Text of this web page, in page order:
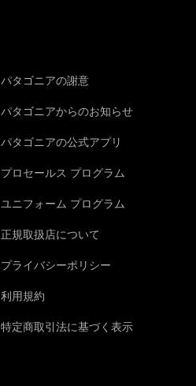
パタゴニアの謝意
パタゴニアからのお知らせ
パタゴニアの公式アプリ
プロセールス プログラム
ユニフォーム プログラム
正規取扱店について
プライバシーポリシー
利用規約
特定商取引法に基づく表示